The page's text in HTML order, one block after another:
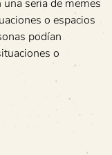
seria de memes
o espacios
podían
o